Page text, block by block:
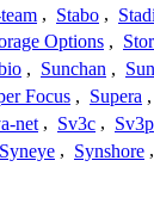
, Stabo ,
Options ,
, Sunchan ,
Focus , Supera ,
net , Sv3c , Sv3p
Syneye , Synshore ,